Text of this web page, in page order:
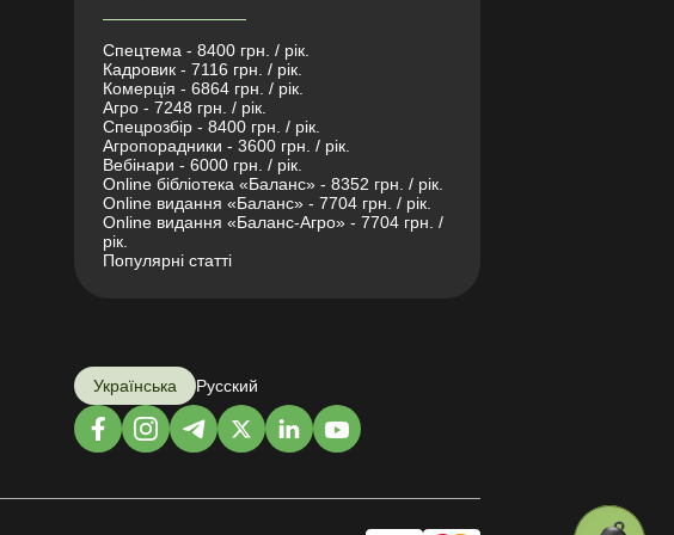
Спецтема - 8400 грн. / рік.
Кадровик - 7116 грн. / рік.
Комерція - 6864 грн. / рік.
Агро - 7248 грн. / рік.
Спецрозбір - 8400 грн. / рік.
Агропорадники - 3600 грн. / рік.
Вебінари - 6000 грн. / рік.
Online бібліотека «Баланс» - 8352 грн. / рік.
Online видання «Баланс» - 7704 грн. / рік.
Online видання «Баланс-Агро» - 7704 грн. /
рік.
Популярні статті
Українська Русский